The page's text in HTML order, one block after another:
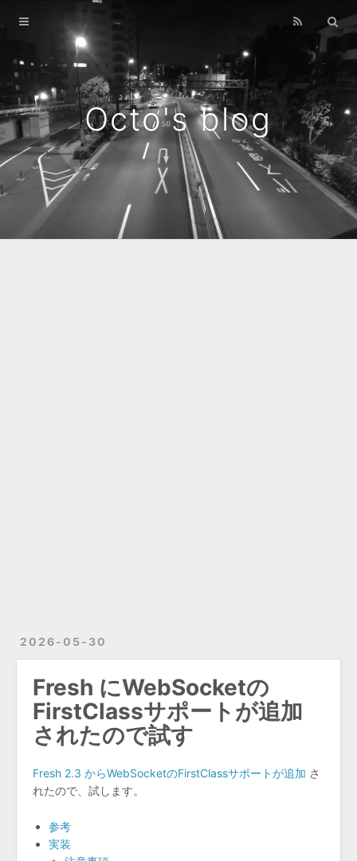
Octo's blog
2026-05-30
Fresh にWebSocketの
FirstClassサポートが追加
されたので試す
Fresh 2.3 からWebSocketのFirstClassサポートが追加 さ
れたので、試します。
参考
実装
Home
Archives